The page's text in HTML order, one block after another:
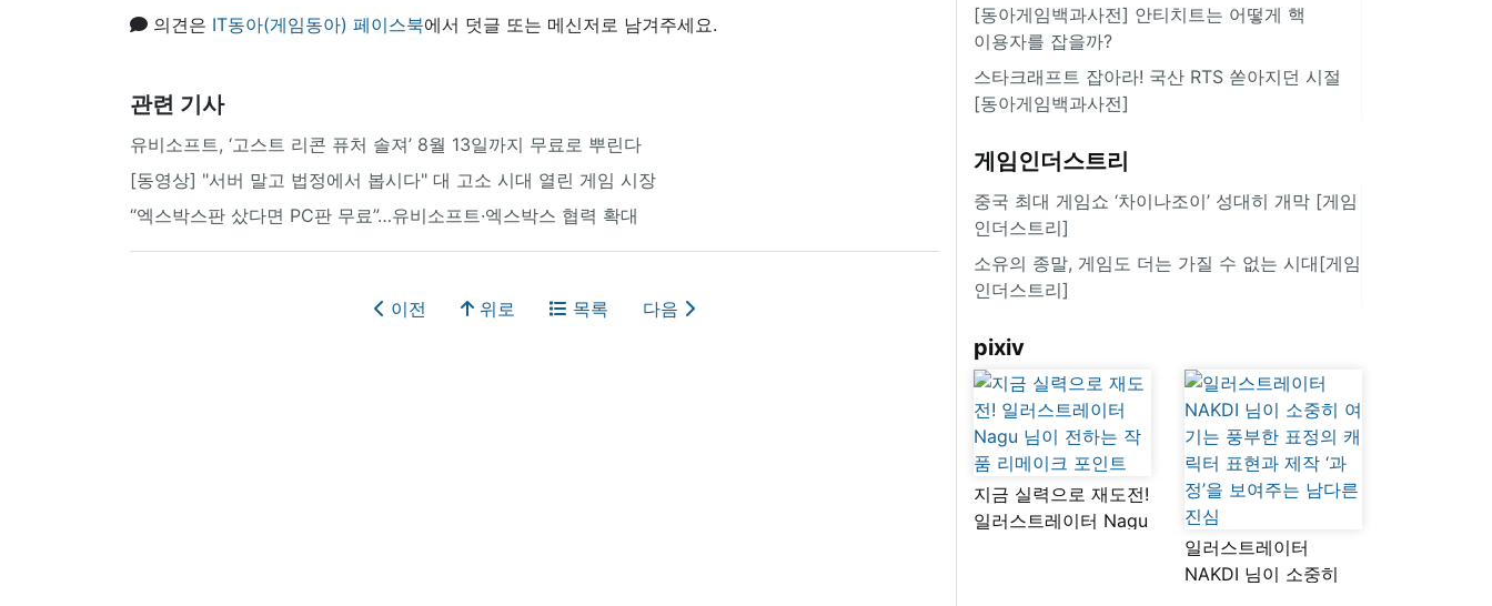
의견은 IT동아(게임동아) 페이스북에서 덧글 또는 메신저로 남겨주세요.
관련 기사
유비소프트, ‘고스트 리콘 퓨처 솔져’ 8월 13일까지 무료로 뿌린다
[동영상] "서버 말고 법정에서 봅시다" 대 고소 시대 열린 게임 시장
“엑스박스판 샀다면 PC판 무료”…유비소프트·엑스박스 협력 확대
이전 위로 목록 다음
[동아게임백과사전] 안티치트는 어떻게 핵
이용자를 잡을까?
스타크래프트 잡아라! 국산 RTS 쏟아지던 시절
[동아게임백과사전]
게임인더스트리
중국 최대 게임쇼 ‘차이나조이’ 성대히 개막 [게임
인더스트리]
소유의 종말, 게임도 더는 가질 수 없는 시대[게임
인더스트리]
pixiv
지금 실력으로 재도전!
일러스트레이터 Nagu
일러스트레이터
NAKDI 님이 소중히